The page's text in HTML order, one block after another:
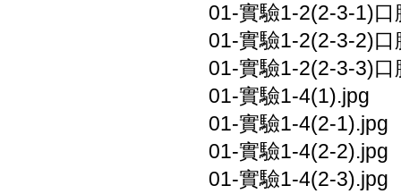
01-實驗1-2(2-3-1)
01-實驗1-2(2-3-2)
01-實驗1-2(2-3-3)
01-實驗1-4(1).jpg
01-實驗1-4(2-1).jpg
01-實驗1-4(2-2).jpg
01-實驗1-4(2-3).jpg